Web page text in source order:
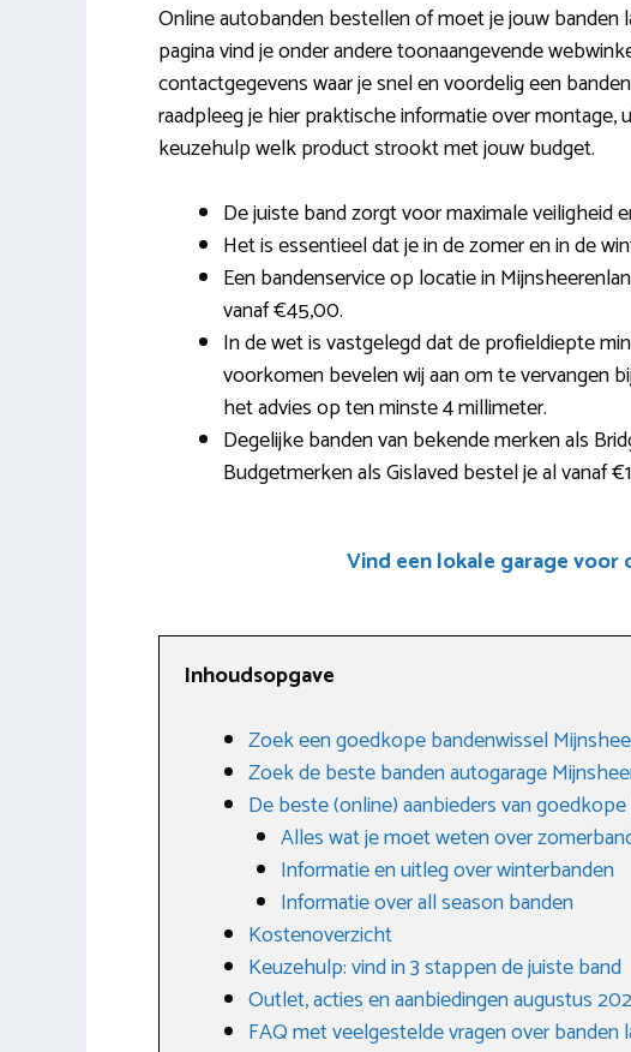
Online autobanden bestellen of moet je jouw banden
pagina vind je onder andere toonaangevende
contactgegevens waar je snel en voordelig een
raadpleeg je hier praktische informatie over montage,
keuzehulp welk product strookt met jouw budget.
De juiste band zorgt voor maximale veiligheid
Het is essentieel dat je in de zomer en in de
Een bandenservice op locatie in
vanaf €45,00.
In de wet is vastgelegd dat de profieldiepte
voorkomen bevelen wij aan om te vervangen
het advies op ten minste 4 millimeter.
Degelijke banden van bekende merken als
Budgetmerken als Gislaved bestel je al vanaf
Vind een lokale garage voor
Inhoudsopgave
Zoek een goedkope bandenwissel
Zoek de beste banden autogarage
De beste (online) aanbieders van
Alles wat je moet weten over
Informatie en uitleg over winterbanden
Informatie over all season banden
Kostenoverzicht
Keuzehulp: vind in 3 stappen de juiste band
Outlet, acties en aanbiedingen augustus
FAQ met veelgestelde vragen over banden